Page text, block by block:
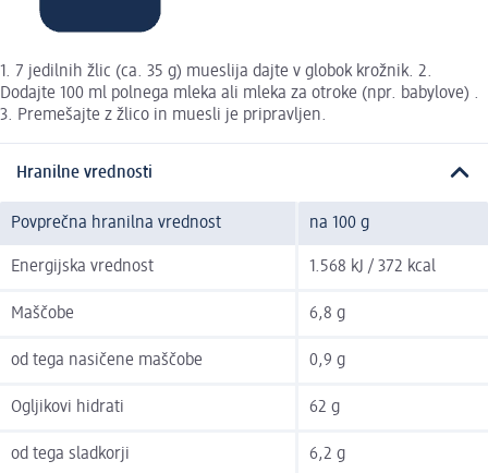
1. 7 jedilnih žlic (ca. 35 g) mueslija dajte v globok krožnik. 2.
Dodajte 100 ml polnega mleka ali mleka za otroke (npr. babylove) .
3. Premešajte z žlico in muesli je pripravljen.
Hranilne vrednosti
Povprečna hranilna vrednost na 100 g
Energijska vrednost 1.568 kJ / 372 kcal
Maščobe 6,8 g
od tega nasičene maščobe 0,9 g
Ogljikovi hidrati 62 g
od tega sladkorji 6,2 g